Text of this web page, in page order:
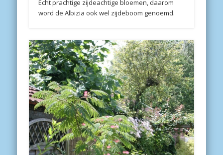
Echt prachtige zijdeachtige bloemen, daarom
word de Albizia ook wel zijdeboom genoemd.